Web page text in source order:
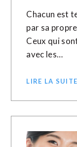
Chacun est
par sa
Ceux qui
avec les…
LIRE LA